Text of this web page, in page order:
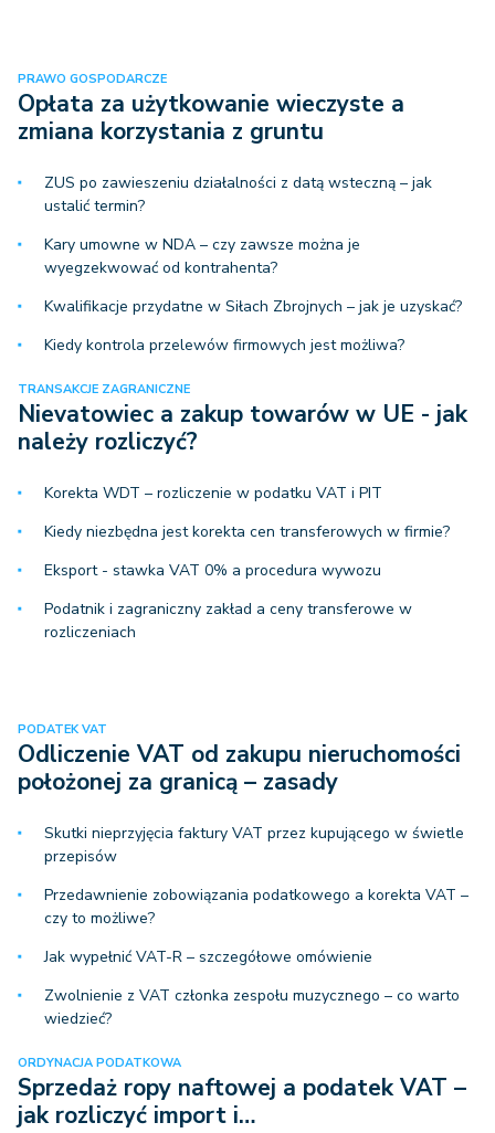
PRAWO GOSPODARCZE
Opłata za użytkowanie wieczyste a
zmiana korzystania z gruntu
ZUS po zawieszeniu działalności z datą wsteczną – jak
ustalić termin?
Kary umowne w NDA – czy zawsze można je
wyegzekwować od kontrahenta?
Kwalifikacje przydatne w Siłach Zbrojnych – jak je uzyskać?
Kiedy kontrola przelewów firmowych jest możliwa?
TRANSAKCJE ZAGRANICZNE
Nievatowiec a zakup towarów w UE - jak
należy rozliczyć?
Korekta WDT – rozliczenie w podatku VAT i PIT
Kiedy niezbędna jest korekta cen transferowych w firmie?
Eksport - stawka VAT 0% a procedura wywozu
Podatnik i zagraniczny zakład a ceny transferowe w
rozliczeniach
PODATEK VAT
Odliczenie VAT od zakupu nieruchomości
położonej za granicą – zasady
Skutki nieprzyjęcia faktury VAT przez kupującego w świetle
przepisów
Przedawnienie zobowiązania podatkowego a korekta VAT –
czy to możliwe?
Jak wypełnić VAT-R – szczegółowe omówienie
Zwolnienie z VAT członka zespołu muzycznego – co warto
wiedzieć?
ORDYNACJA PODATKOWA
Sprzedaż ropy naftowej a podatek VAT –
jak rozliczyć import i…